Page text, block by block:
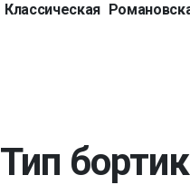
Классическая
Тип